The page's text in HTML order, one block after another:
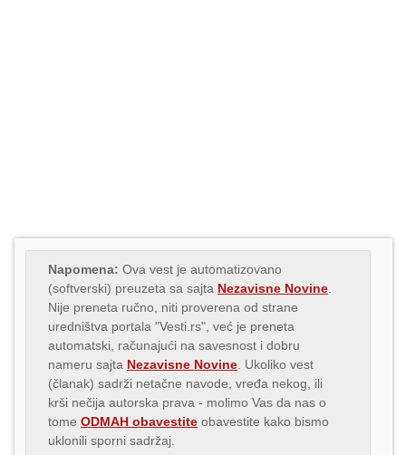
Napomena: Ova vest je automatizovano
(softverski) preuzeta sa sajta Nezavisne Novine
Nije preneta ručno, niti proverena od strane
uredništva portala "Vesti.rs", već je preneta
automatski, računajući na savesnost i dobru
nameru sajta Nezavisne Novine . Ukoliko vest
(članak) sadrži netačne navode, vređa nekog, ili
krši nečija autorska prava - molimo Vas da nas o
tome ODMAH obavestite obavestite kako bismo
uklonili sporni sadržaj.